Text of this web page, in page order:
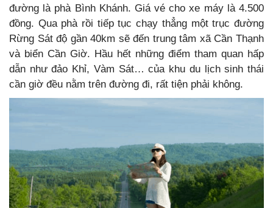
đường là phà Bình Khánh. Giá vé cho xe máy là 4.500
đồng. Qua phà rồi tiếp tục chạy thẳng một trục đường
Rừng Sát độ gần 40km sẽ đến trung tâm xã Cần Thạnh
và biển Cần Giờ. Hầu hết những điểm tham quan hấp
dẫn như đảo Khỉ, Vàm Sát… của khu du lịch sinh thái
cần giờ đều nằm trên đường đi, rất tiện phải không.